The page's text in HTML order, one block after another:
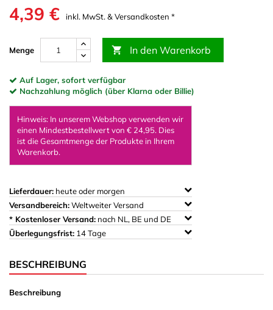
4,39 € inkl. MwSt. & Versandkosten *
Menge  In den Warenkorb
Auf Lager, sofort verfügbar
Nachzahlung möglich (über Klarna oder Billie)
Hinweis: In unserem Webshop verwenden wir
einen Mindestbestellwert von € 24,95. Dies
ist die Gesamtmenge der Produkte in Ihrem
Warenkorb.
Lieferdauer: heute oder morgen
Versandbereich:Weltweiter Versand
* Kostenloser Versand: nach NL, BE und DE
Überlegungsfrist: 14 Tage
BESCHREIBUNG
Beschreibung